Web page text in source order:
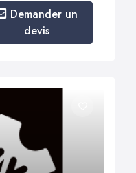
Demander un
devis